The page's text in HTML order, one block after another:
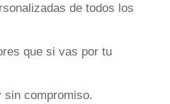
de todos los
que si vas por tu
compromiso.